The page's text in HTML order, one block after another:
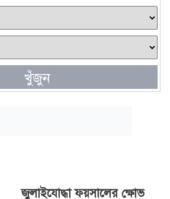
খুঁজুন
জুলাইযোদ্ধা ফয়সালের ক্ষোভ